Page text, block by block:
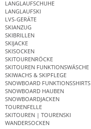
LANGLAUFSCHUHE
LANGLAUFSKI
LVS-GERÄTE
SKIANZUG
SKIBRILLEN
SKIJACKE
SKISOCKEN
SKITOURENRÖCKE
SKITOUREN FUNKTIONSWÄSCHE
SKIWACHS & SKIPFLEGE
SNOWBOARD FUNKTIONSSHIRTS
SNOWBOARD HAUBEN
SNOWBOARDJACKEN
TOURENFELLE
SKITOUREN | TOURENSKI
WANDERSOCKEN